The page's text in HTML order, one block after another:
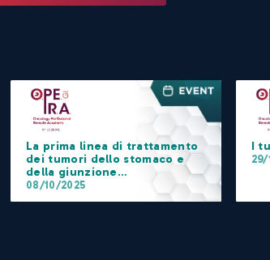
La prima linea di trattamento
dei tumori dello stomaco e
della giunzione
gastroesofagea metastatici
08/10/2025
I
29/